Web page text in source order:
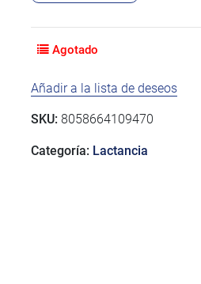
Agotado
Añadir a la lista de deseos
SKU:8058664109470
Categoría: Lactancia